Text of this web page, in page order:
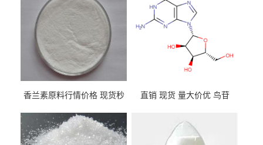
香兰素原料行情价格 现货秒
直销 现货 量大价优 鸟苷